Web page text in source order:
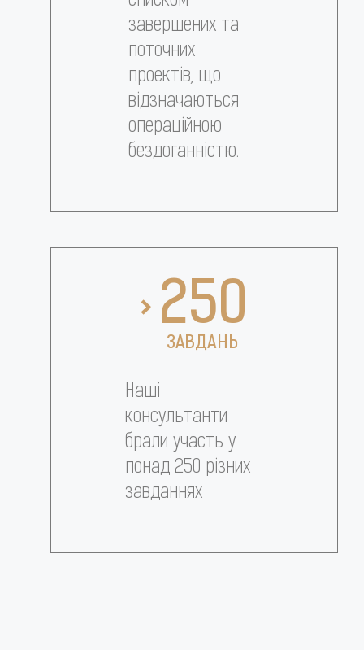
завершених та
поточних
проектів, що
відзначаються
операційною
бездоганністю.
>
ЗАВДАНЬ
250
Наші
консультанти
брали участь у
понад 250 різних
завданнях